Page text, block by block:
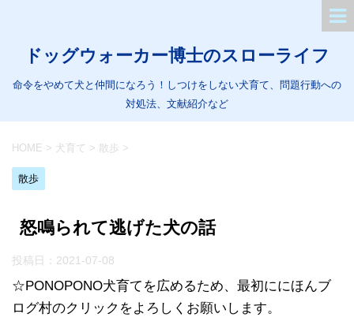
ドッグウォーカー博士のスローライフ
命令をやめて犬と仲間になろう！しつけをしない犬育て、問題行動への
対処法、文献紹介など
HOME > 犬育て > 散歩 >
散歩
怒鳴られて逃げた犬の話
投稿日： 2021-07-08
☆PONOPONO犬育てを広めるため、最初ににほんブ
ログ村のクリックをよろしくお願いします。